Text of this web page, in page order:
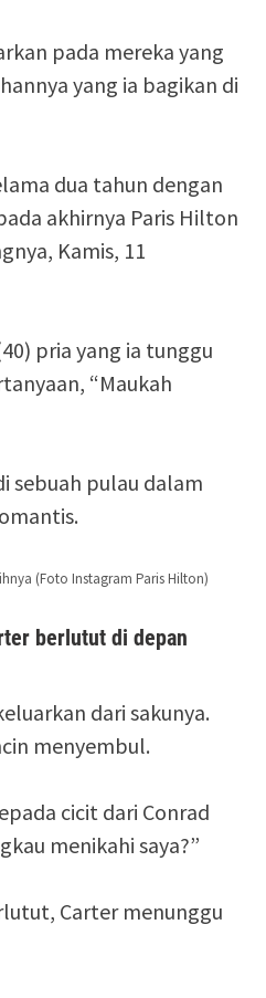
pada mereka yang
yang ia bagikan di
dua tahun dengan
akhirnya Paris Hilton
Kamis, 11
pria yang ia tunggu
“Maukah
sebuah pulau dalam
(Foto Instagram Paris Hilton)
berlutut di depan
dari sakunya.
menyembul.
cicit dari Conrad
menikahi saya?”
Carter menunggu